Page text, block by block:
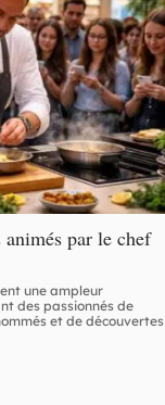
par le chef
une ampleur
des passionnés de
et de découvertes